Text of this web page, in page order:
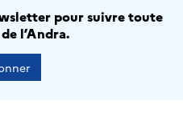
pour suivre toute
l’Andra.